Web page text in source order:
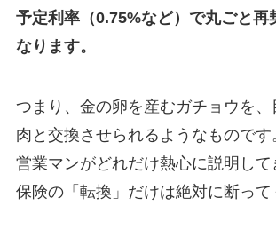
予定利率（0.75%など）で丸ごと再
なります。
つまり、金の卵を産むガチョウを
肉と交換させられるようなものです
営業マンがどれだけ熱心に説明して
保険の「転換」だけは絶対に断って